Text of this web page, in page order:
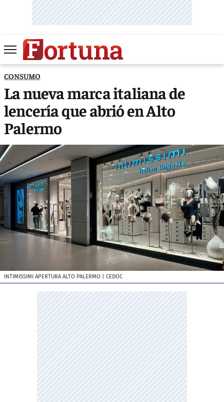
CONSUMO
La nueva marca italiana de
lencería que abrió en Alto
Palermo
INTIMISSIMI APERTURA ALTO PALERMO | CEDOC